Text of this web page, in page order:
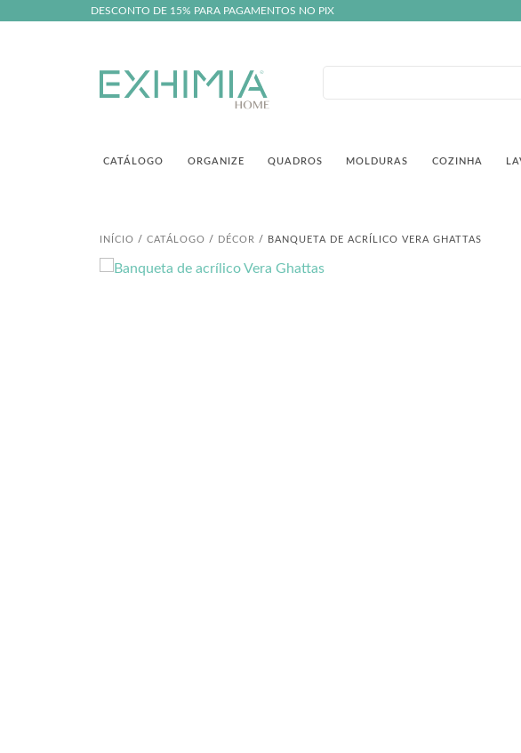
DESCONTO DE 15% PARA PAGAMENTOS NO PIX
CATÁLOGO ORGANIZE QUADROS MOLDURAS COZINHA
INÍCIO / CATÁLOGO / DÉCOR / BANQUETA DE ACRÍLICO VERA GHATTAS